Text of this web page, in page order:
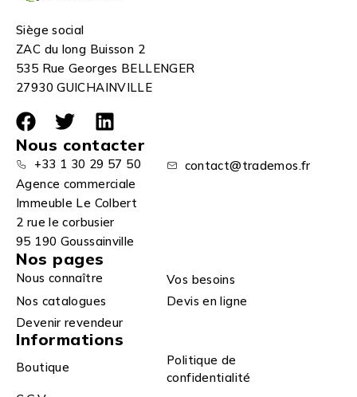
Siège social
ZAC du long Buisson 2
535 Rue Georges BELLENGER
27930 GUICHAINVILLE
Nous contacter
+33 1 30 29 57 50
contact@trademos.fr
Agence commerciale
Immeuble Le Colbert
2 rue le corbusier
95 190 Goussainville
Nos pages
Nous connaître
Vos besoins
Nos catalogues
Devis en ligne
Devenir revendeur
Informations
Boutique
Politique de
confidentialité